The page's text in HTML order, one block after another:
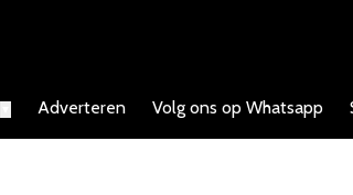
Adverteren Volg ons op Whatsapp